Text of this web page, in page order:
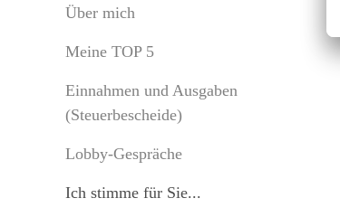
Über mich
Meine TOP 5
Einnahmen und Ausgaben
(Steuerbescheide)
Lobby-Gespräche
Ich stimme für Sie...